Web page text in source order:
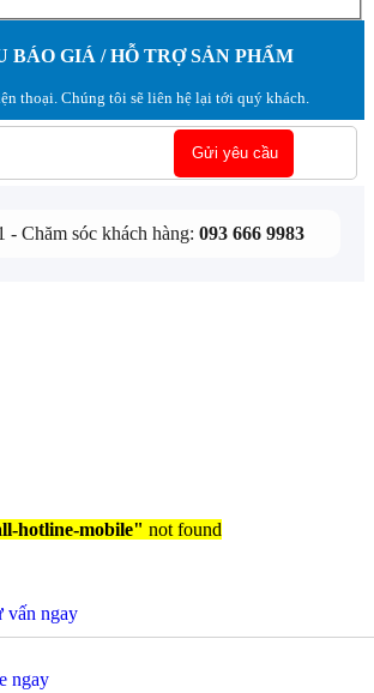
BÁO GIÁ / HỖ TRỢ SẢN PHẨM
thoại. Chúng tôi sẽ liên hệ lại tới quý khách.
- Chăm sóc khách hàng: 093 666 9983
hotline-mobile" not found
vấn ngay
ngay